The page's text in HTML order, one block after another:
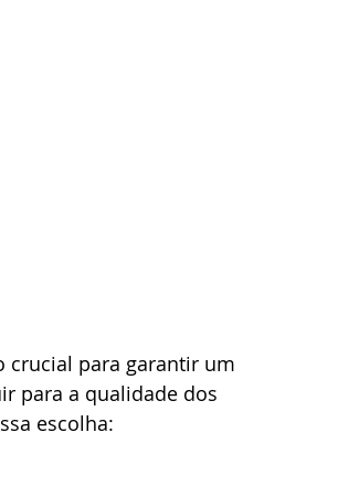
crucial para garantir um
para a qualidade dos
escolha: